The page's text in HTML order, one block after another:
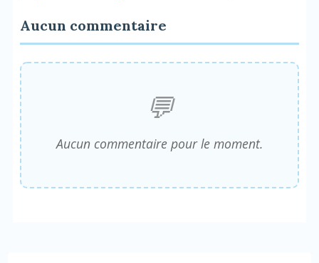
Aucun commentaire
Aucun commentaire pour le moment.